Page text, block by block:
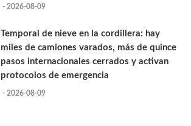
- 2026-08-09
Temporal de nieve en la cordillera: hay
miles de camiones varados, más de quince
pasos internacionales cerrados y activan
protocolos de emergencia
- 2026-08-09